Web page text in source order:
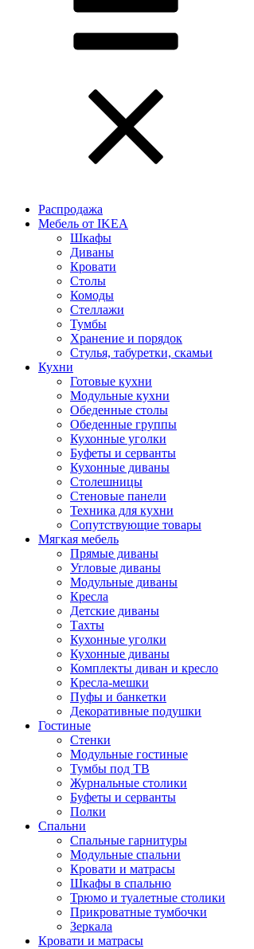
Распродажа
Мебель от IKEA
Шкафы
Диваны
Кровати
Столы
Комоды
Стеллажи
Тумбы
Хранение и порядок
Стулья, табуретки, скамьи
Кухни
Готовые кухни
Модульные кухни
Обеденные столы
Обеденные группы
Кухонные уголки
Буфеты и серванты
Кухонные диваны
Столешницы
Стеновые панели
Техника для кухни
Сопутствующие товары
Мягкая мебель
Прямые диваны
Угловые диваны
Модульные диваны
Кресла
Детские диваны
Тахты
Кухонные уголки
Кухонные диваны
Комплекты диван и кресло
Кресла-мешки
Пуфы и банкетки
Декоративные подушки
Гостиные
Стенки
Модульные гостиные
Тумбы под ТВ
Журнальные столики
Буфеты и серванты
Полки
Спальни
Спальные гарнитуры
Модульные спальни
Кровати и матрасы
Шкафы в спальню
Трюмо и туалетные столики
Прикроватные тумбочки
Зеркала
Кровати и матрасы